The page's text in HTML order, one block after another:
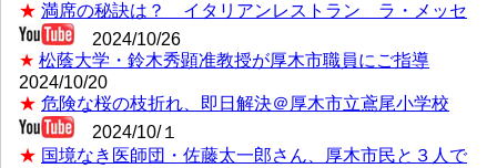
★ 満席の秘訣は？ イタリアンレストラン ラ・メッセ
2024/10/26
★ 松蔭大学・鈴木秀顕准教授が厚木市職員にご指導
2024/10/20
★ 危険な桜の枝折れ、即日解決＠厚木市立鳶尾小学校
2024/10/１
★ 国境なき医師団・佐藤太一郎さん、厚木市民と３人で